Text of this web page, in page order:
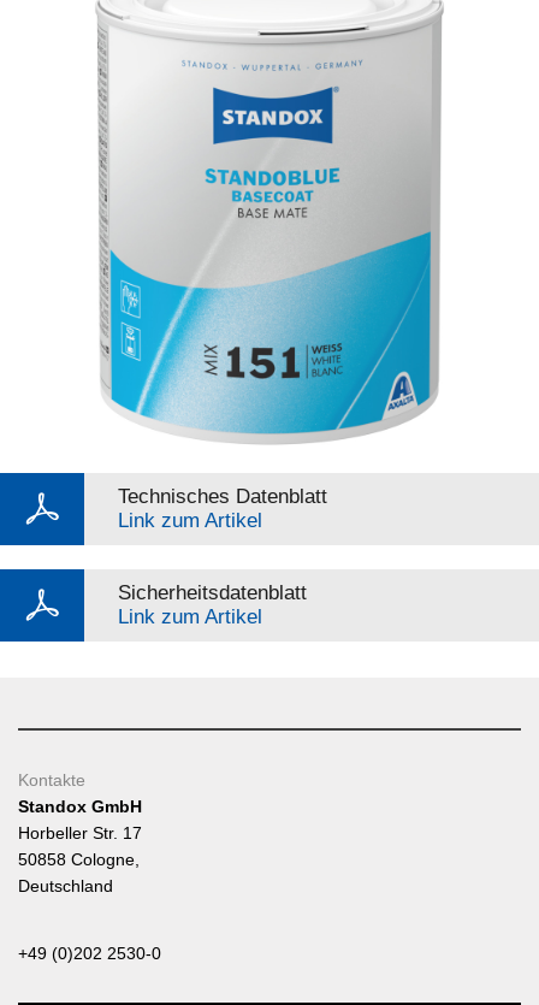
Technisches Datenblatt
Link zum Artikel
Sicherheitsdatenblatt
Link zum Artikel
Kontakte
Standox GmbH
Horbeller Str. 17
50858 Cologne,
Deutschland
+49 (0)202 2530-0